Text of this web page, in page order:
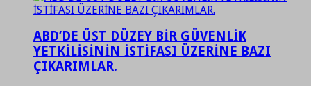
ABD’DE ÜST DÜZEY BİR GÜVENLİK
YETKİLİSİNİN İSTİFASI ÜZERİNE BAZI
ÇIKARIMLAR.